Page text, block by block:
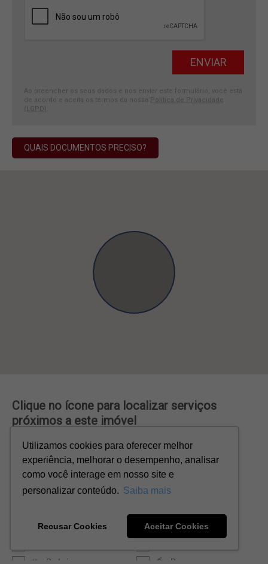
Ao preencher os seus dados e nos enviar este formulário, você está
de acordo e aceita os termos da nossa Política de Privacidade
(LGPD)
QUAIS DOCUMENTOS PRECISO?